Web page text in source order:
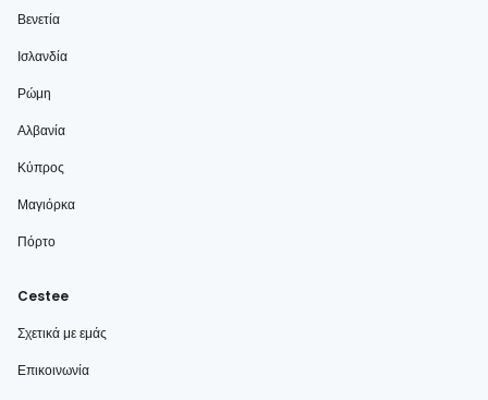
Βενετία
Ισλανδία
Ρώμη
Αλβανία
Κύπρος
Μαγιόρκα
Πόρτο
Cestee
Σχετικά με εμάς
Επικοινωνία